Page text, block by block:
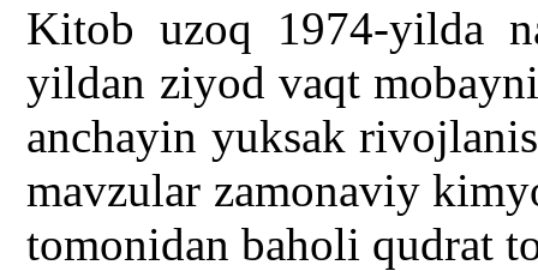
Kitob uzoq 1974-yilda
yildan ziyod vaqt
anchayin yuksak
mavzular zamonaviy
tomonidan baholi qudrat